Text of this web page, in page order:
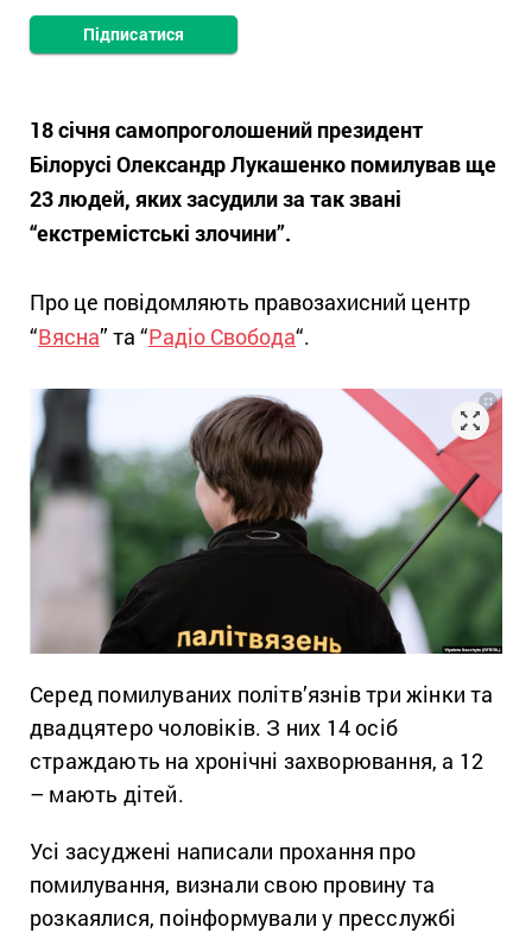
Підписатися
18 січня самопроголошений президент
Білорусі Олександр Лукашенко помилував ще
23 людей, яких засудили за так звані
“екстремістські злочини”.
Про це повідомляють правозахисний центр
“Вясна” та “Радіо Свобода“.
Серед помилуваних політв’язнів три жінки та
двадцятеро чоловіків. З них 14 осіб
страждають на хронічні захворювання, а 12
– мають дітей.
Усі засуджені написали прохання про
помилування, визнали свою провину та
розкаялися, поінформували у пресслужбі